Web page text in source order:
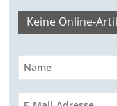
S
o
Keine Online-